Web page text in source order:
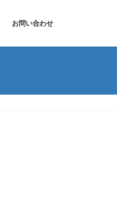
お問い合わせ